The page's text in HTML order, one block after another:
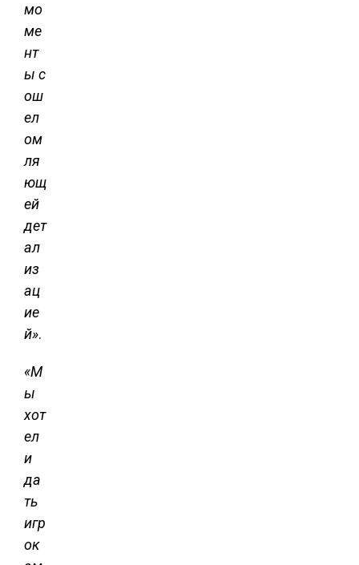
мо
ме
нт
ы с
ош
ел
ом
ля
ющ
ей
дет
ал
из
ац
ие
й».
«М
ы
хот
ел
и
да
ть
игр
ок